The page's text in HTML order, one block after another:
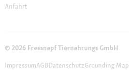
Anfahrt
© 2026 Fressnapf Tiernahrungs GmbH
ImpressumAGBDatenschutzGrounding Map